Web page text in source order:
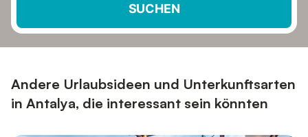
SUCHEN
Andere Urlaubsideen und Unterkunftsarten
in Antalya, die interessant sein könnten